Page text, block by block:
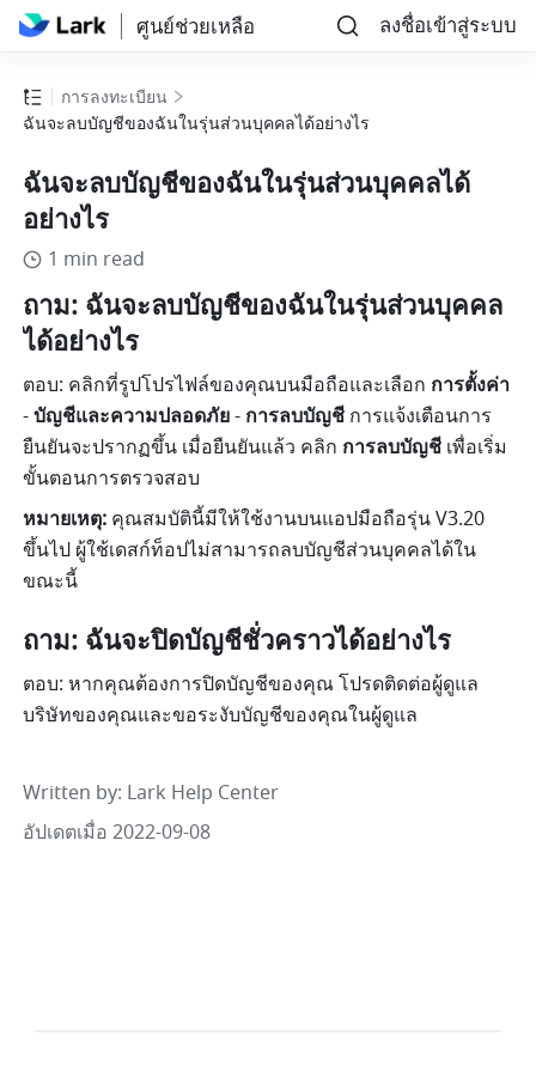
ศูนย์ช่วยเหลือ ลงชื่อเข้าสู่ระบบ
การลงทะเบียน
ฉันจะลบบัญชีของฉันในรุ่นส่วนบุคคลได้อย่างไร
ฉันจะลบบัญชีของฉันในรุ่นส่วนบุคคลได้
อย่างไร
1 min read
ถาม: ฉันจะลบบัญชีของฉันในรุ่นส่วนบุคคล
ได้อย่างไร
ตอบ: คลิกที่รูปโปรไฟล์ของคุณบนมือถือและเลือก การตั้งค่า
- บัญชีและความปลอดภัย - การลบบัญชี การแจ้งเตือนการ
ยืนยันจะปรากฏขึ้น เมื่อยืนยันแล้ว คลิก การลบบัญชี เพื่อเริ่ม
ขั้นตอนการตรวจสอบ
หมายเหตุ: คุณสมบัตินี้มีให้ใช้งานบนแอปมือถือรุ่น V3.20
ขึ้นไป ผู้ใช้เดสก์ท็อปไม่สามารถลบบัญชีส่วนบุคคลได้ใน
ขณะนี้
ถาม: ฉันจะปิดบัญชีชั่วคราวได้อย่างไร
ตอบ: หากคุณต้องการปิดบัญชีของคุณ โปรดติดต่อผู้ดูแล
บริษัทของคุณและขอระงับบัญชีของคุณในผู้ดูแล
Written by: Lark Help Center
อัปเดตเมื่อ 2022-09-08